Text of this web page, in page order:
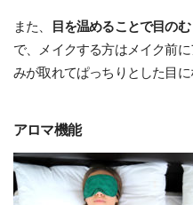
また、 目を温めることで目の
で、メイクする方はメイク前
みが取れてぱっちりとした目
アロマ機能